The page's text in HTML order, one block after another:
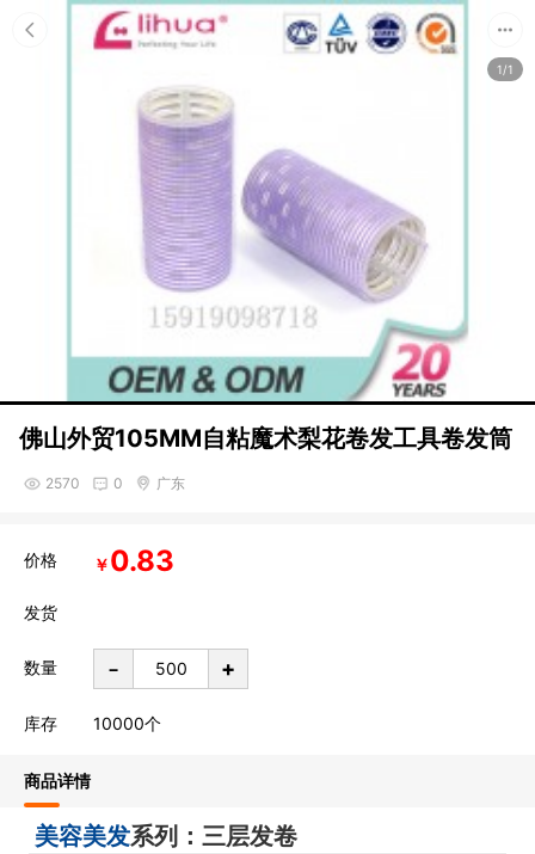
1/1
佛山外贸105MM自粘魔术梨花卷发工具卷发筒
2570 0 广东
价格 ￥0.83
发货
数量 - +
库存 10000个
商品详情
美容美发系列：三层发卷